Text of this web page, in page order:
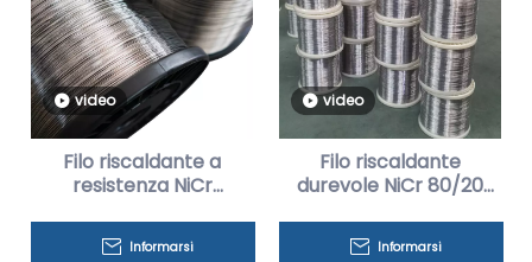
video
Filo riscaldante a
resistenza NiCr
uso industriale
Informarsi
video
Filo riscaldante
durevole NiCr 80/20
sigillatrici
Informarsi